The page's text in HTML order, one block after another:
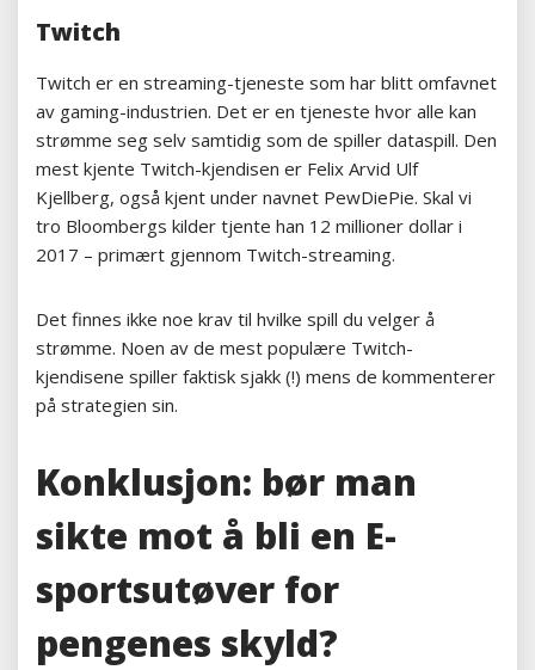
Twitch
Twitch er en streaming-tjeneste som har blitt omfavnet
av gaming-industrien. Det er en tjeneste hvor alle kan
strømme seg selv samtidig som de spiller dataspill. Den
mest kjente Twitch-kjendisen er Felix Arvid Ulf
Kjellberg, også kjent under navnet PewDiePie. Skal vi
tro Bloombergs kilder tjente han 12 millioner dollar i
2017 – primært gjennom Twitch-streaming.
Det finnes ikke noe krav til hvilke spill du velger å
strømme. Noen av de mest populære Twitch-
kjendisene spiller faktisk sjakk (!) mens de kommenterer
på strategien sin.
Konklusjon: bør man
sikte mot å bli en E-
sportsutøver for
pengenes skyld?